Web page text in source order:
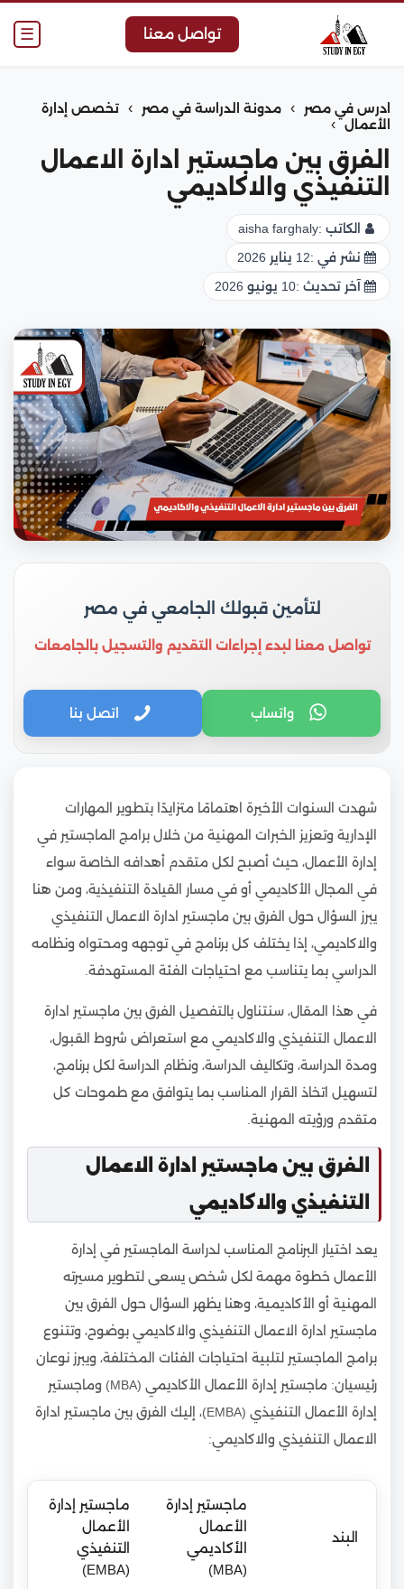
☰ تواصل معنا
ادرس في مصر › مدونة الدراسة في مصر ›
تخصص إدارة
الأعمال
›
الفرق بين ماجستير ادارة الاعمال
التنفيذي والاكاديمي
الكاتب :aisha farghaly
نشر في :12 يناير 2026
آخر تحديث :10 يونيو 2026
لتأمين قبولك الجامعي في مصر
تواصل معنا لبدء إجراءات التقديم والتسجيل بالجامعات
واتساب اتصل بنا
شهدت السنوات الأخيرة اهتمامًا متزايدًا بتطوير المهارات
الإدارية وتعزيز الخبرات المهنية من خلال برامج الماجستير في
إدارة الأعمال، حيث أصبح لكل متقدم أهدافه الخاصة سواء
في المجال الأكاديمي أو في مسار القيادة التنفيذية، ومن هنا
يبرز السؤال حول الفرق بين ماجستير ادارة الاعمال التنفيذي
والاكاديمي، إذا يختلف كل برنامج في توجهه ومحتواه ونظامه
الدراسي بما يتناسب مع احتياجات الفئة المستهدفة.
في هذا المقال، سنتناول بالتفصيل الفرق بين ماجستير ادارة
الاعمال التنفيذي والاكاديمي مع استعراض شروط القبول،
ومدة الدراسة، وتكاليف الدراسة، ونظام الدراسة لكل برنامج،
لتسهيل اتخاذ القرار المناسب بما يتوافق مع طموحات كل
متقدم ورؤيته المهنية.
الفرق بين ماجستير ادارة الاعمال
التنفيذي والاكاديمي
يعد اختيار البرنامج المناسب لدراسة الماجستير في إدارة
الأعمال خطوة مهمة لكل شخص يسعى لتطوير مسيرته
المهنية أو الأكاديمية، وهنا يظهر السؤال حول الفرق بين
ماجستير ادارة الاعمال التنفيذي والاكاديمي بوضوح، وتتنوع
برامج الماجستير لتلبية احتياجات الفئات المختلفة، ويبرز نوعان
رئيسيان: ماجستير إدارة الأعمال الأكاديمي (MBA) وماجستير
إدارة الأعمال التنفيذي (EMBA)، إليك الفرق بين ماجستير ادارة
الاعمال التنفيذي والاكاديمي:
البند
ماجستير إدارة
الأعمال
الأكاديمي
(MBA)
ماجستير إدارة
الأعمال
التنفيذي
(EMBA)